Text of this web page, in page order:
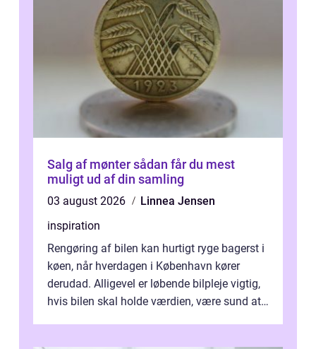
Salg af mønter sådan får du mest
muligt ud af din samling
03 august 2026
Linnea Jensen
inspiration
Rengøring af bilen kan hurtigt ryge bagerst i
køen, når hverdagen i København kører
derudad. Alligevel er løbende bilpleje vigtig,
hvis bilen skal holde værdien, være sund at